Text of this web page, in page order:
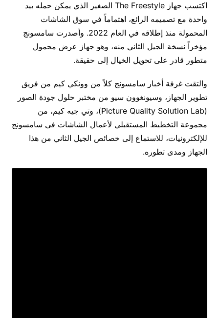
اكتسب جهاز The Freestyle الصغير الذي يمكن حمله بيد
واحدة مع تصميمه الرائع، اهتماماً في سوق الشاشات
المحمولة منذ إطلاقه في العام 2022. وأصدرت سامسونج
مؤخراً نسخة الجيل الثاني منه، وهو جهاز عرض محمول
متطور قادر على تحويل الخيال إلى حقيقة.
والتقت غرفة أخبار سامسونج كلاً من وونكي كيم من فريق
تطوير الجهاز، وسيونغوون سيو من مختبر حلول جودة الصور
(Picture Quality Solution Lab)، وتي جيه كيم، من
مجموعة التخطيط المستقبلي لأعمال الشاشات في سامسونج
للإلكترونيات، للاستماع إلى خصائص الجيل الثاني من هذا
الجهاز ومدى تطوره.